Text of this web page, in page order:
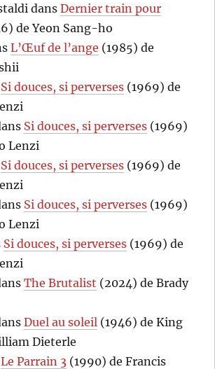
dansDernier train pour
de Yeon Sang-ho
L’Œuf de l’ange (1985) de
Si douces, si perverses (1969) de
Si douces, si perverses (1969)
Lenzi
Si douces, si perverses (1969) de
Si douces, si perverses (1969)
Lenzi
Si douces, si perverses (1969) de
The Brutalist (2024) de Brady
Duel au soleil (1946) de King
Dieterle
Le Parrain 3 (1990) de Francis